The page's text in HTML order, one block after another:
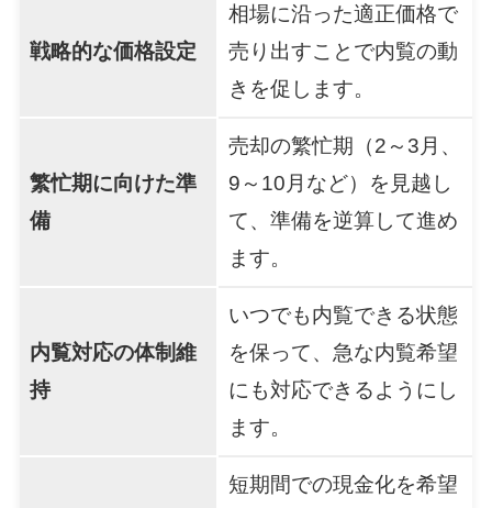
戦略的な価格設定
相場に沿った適正価格で
売り出すことで内覧の動
きを促します。
繁忙期に向けた準
備
売却の繁忙期（2～3月、
9～10月など）を見越し
て、準備を逆算して進め
ます。
内覧対応の体制維
持
いつでも内覧できる状態
を保って、急な内覧希望
にも対応できるようにし
ます。
短期間での現金化を希望